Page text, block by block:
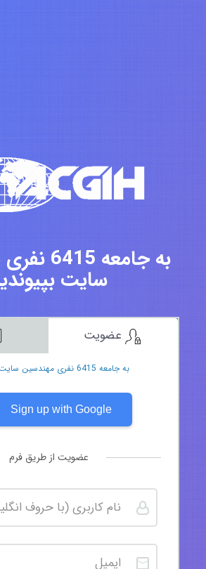
به جامعه
سایت
به جامعه 6415 نفری مهندسین سایت بپیوندید
Sign up with Google
عضویت از طریق فرم